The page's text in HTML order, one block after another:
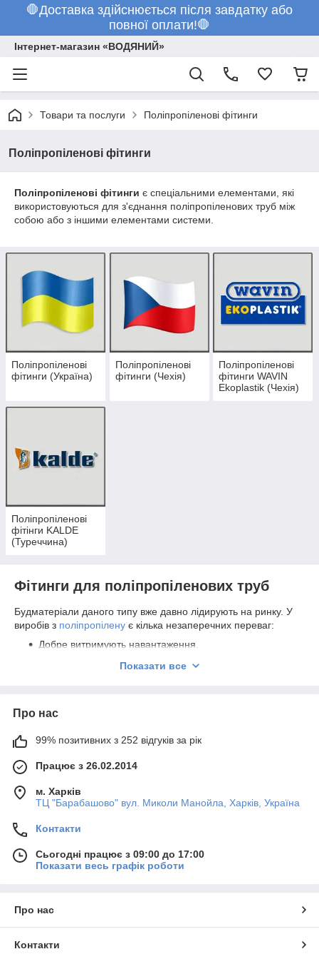
🛑Доставка здійснюється після завдатку або
повної оплати!🛑
Інтернет-магазин «ВОДЯНИЙ»
Товари та послуги Поліпропіленові фітинги
Поліпропіленові фітинги
Поліпропіленові фітинги є спеціальними елементами, які
використовуються для з'єднання поліпропіленових труб між
собою або з іншими елементами системи.
Поліпропіленові
фітинги (Україна)
Поліпропіленові
фітинги (Чехія)
Поліпропіленові
фітинги WAVIN
Ekoplastik (Чехія)
Поліпропіленові
фітінги KALDE
(Туреччина)
Фітинги для поліпропіленових труб
Будматеріали даного типу вже давно лідирують на ринку. У
виробів з поліпропілену є кілька незаперечних переваг:
Добре витримують навантаження.
Не схильні до корозії.
міцність пайки.
Екологічно безпечні.
Металеві деталі швидко іржавіють і вимагають заміни, якщо ж
це поліпропілен, то Ви можете не турбуватися про їх
збереження і міцності.
Фітинги з поліпропілену - складання і
монтування
Поліпропіленові фітинги з'єднуються з трубами за допомогою
спеціального паяльника. Процес пайки досить просто: в один
знімають і з'єднують між собою. Розплавлений поліпропілен
застигає, створюючи герметичний шов.
Саме простота складання змушує багатьох покупців купити
Показати все
Про нас
99% позитивних з 252 відгуків за рік
Працює з 26.02.2014
м. Харків
ТЦ "Барабашово" вул. Миколи Манойла, Харків, Україна
Контакти
Сьогодні працює з 09:00 до 17:00
Показати весь графік роботи
Про нас
Контакти